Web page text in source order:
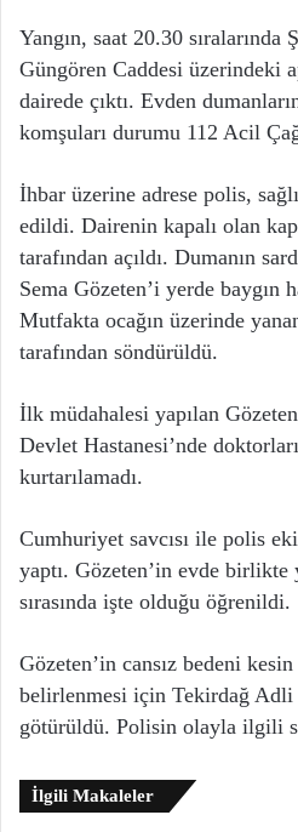
Yangın, saat 20.30 sıralarında
Güngören Caddesi üzerindeki
dairede çıktı. Evden
komşuları durumu 112 Acil
İhbar üzerine adrese polis,
edildi. Dairenin kapalı olan
tarafından açıldı. Dumanın
Sema Gözeten’i yerde baygın
Mutfakta ocağın üzerinde
tarafından söndürüldü.
İlk müdahalesi yapılan
Devlet Hastanesi’nde
kurtarılamadı.
Cumhuriyet savcısı ile polis
yaptı. Gözeten’in evde birlikte
sırasında işte olduğu öğrenildi.
Gözeten’in cansız bedeni
belirlenmesi için Tekirdağ Adli
götürüldü. Polisin olayla ilgili
İlgili Makaleler